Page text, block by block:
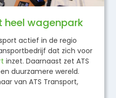
heel wagenpark
actief in de regio
dat zich voor
inzet. Daarnaast zet ATS
duurzamere wereld.
van ATS Transport,